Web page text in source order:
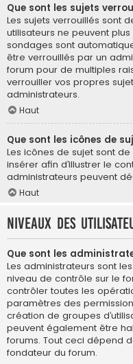
Que sont les sujets
Les sujets verrouillés sont
utilisateurs ne peuvent
sondages sont
être verrouillés par un
forum pour de multiples
verrouiller vos propres
administrateurs.
Haut
Que sont les icônes de
Les icônes de sujet sont
insérer afin d’illustrer le
administrateurs peuvent
Haut
Niveaux des
Que sont les
Les administrateurs sont
niveau de contrôle sur le
contrôler toutes les
paramètres des
création de groupes
peuvent également être
forums. Tout ceci dépend
fondateur du forum.